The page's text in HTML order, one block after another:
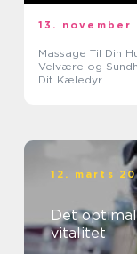
13. november
Massage Til Din
Velvære og
Dit Kæledyr
12. marts
Det
vitalitet